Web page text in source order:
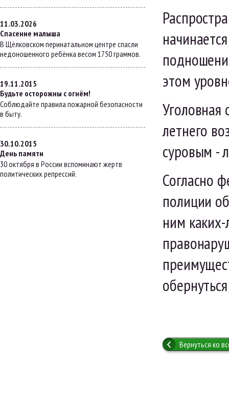
11.03.2026
Спасение малыша
В Щёлковском перинатальном центре спасли
недоношенного ребёнка весом 1750 граммов.
19.11.2015
Будьте осторожны с огнём!
Соблюдайте правила пожарной безопасности
в быту.
30.10.2015
День памяти
30 октября в России вспоминают жертв
политических репрессий.
этом
Уголовная
летнего
суровым -
Согласно
полиции
ним
Вернуться ко